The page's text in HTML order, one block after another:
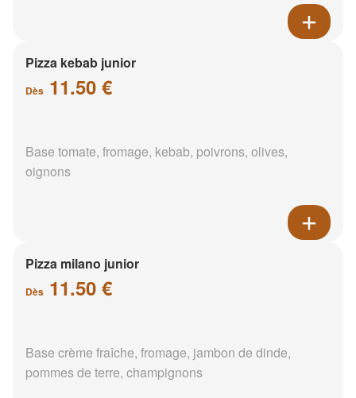
Pizza kebab junior
Dès 11.50 €
Base tomate, fromage, kebab, poivrons, olives,
oignons
Pizza milano junior
Dès 11.50 €
Base crème fraîche, fromage, jambon de dinde,
pommes de terre, champignons